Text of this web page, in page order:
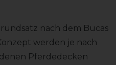
nach dem Bucas
werden je nach
Pferdedecken